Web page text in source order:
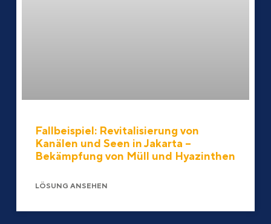
Fallbeispiel: Revitalisierung von
Kanälen und Seen in Jakarta –
Bekämpfung von Müll und Hyazinthen
LÖSUNG ANSEHEN